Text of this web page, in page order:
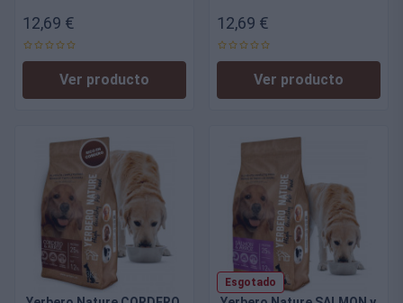
Grandes
12,69 €
Ver producto
Grandes de Alta
Digestibilidad
12,69 €
Ver producto
Esgotado